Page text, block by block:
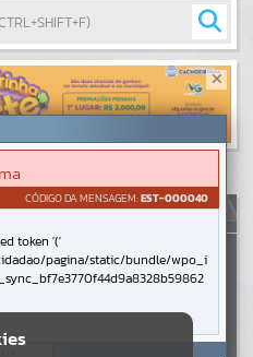
aguarde...
aguarde...
CÓDIGO DA MENSAGEM:EST-000040
token '('
pagina/static/bundle/wpo_i